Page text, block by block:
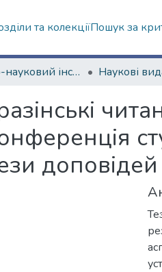
та колекціїПошук за
Навчально-науковий інститут Хімії
доповідей